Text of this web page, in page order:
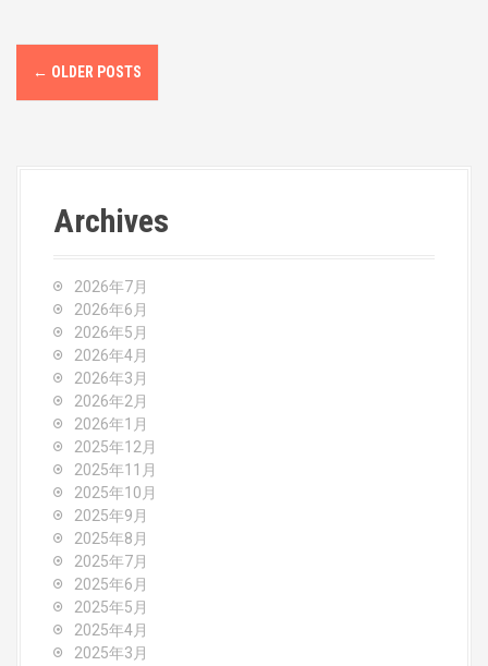
P
o
← OLDER POSTS
Archives
2026年7月
2026年6月
2026年5月
2026年4月
2026年3月
2026年2月
2026年1月
2025年12月
2025年11月
2025年10月
2025年9月
2025年8月
2025年7月
2025年6月
2025年5月
2025年4月
2025年3月